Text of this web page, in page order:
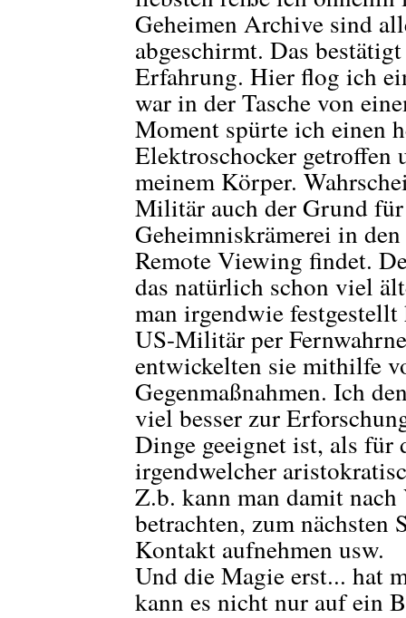
Geheimen Archive sind
abgeschirmt. Das
Erfahrung. Hier flog ich
war in der Tasche von
Moment spürte ich einen
Elektroschocker
meinem Körper.
Militär auch der Grund
Geheimniskrämerei in
Remote Viewing findet.
das natürlich schon viel
man irgendwie
US-Militär per
entwickelten sie mithilfe
Gegenmaßnahmen. Ich
viel besser zur
Dinge geeignet ist, als für
irgendwelcher
Z.b. kann man damit
betrachten, zum nächsten
Kontakt aufnehmen usw.
Und die Magie erst... hat
kann es nicht nur auf ein